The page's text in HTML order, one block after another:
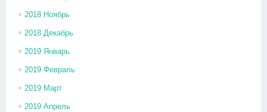
2018 Ноябрь
2018 Декабрь
2019 Январь
2019 Февраль
2019 Март
2019 Апрель